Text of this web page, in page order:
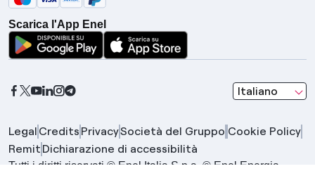
Global Trading
Global Procurement
Gridspertise
Scarica l'App Enel
Italiano
seleziona una
Legal Credits PrivacySocietà del Gruppo Cookie Policy
Remit Dichiarazione di accessibilità
Tutti i diritti riservati © Enel Italia S.p.a. © Enel Energia